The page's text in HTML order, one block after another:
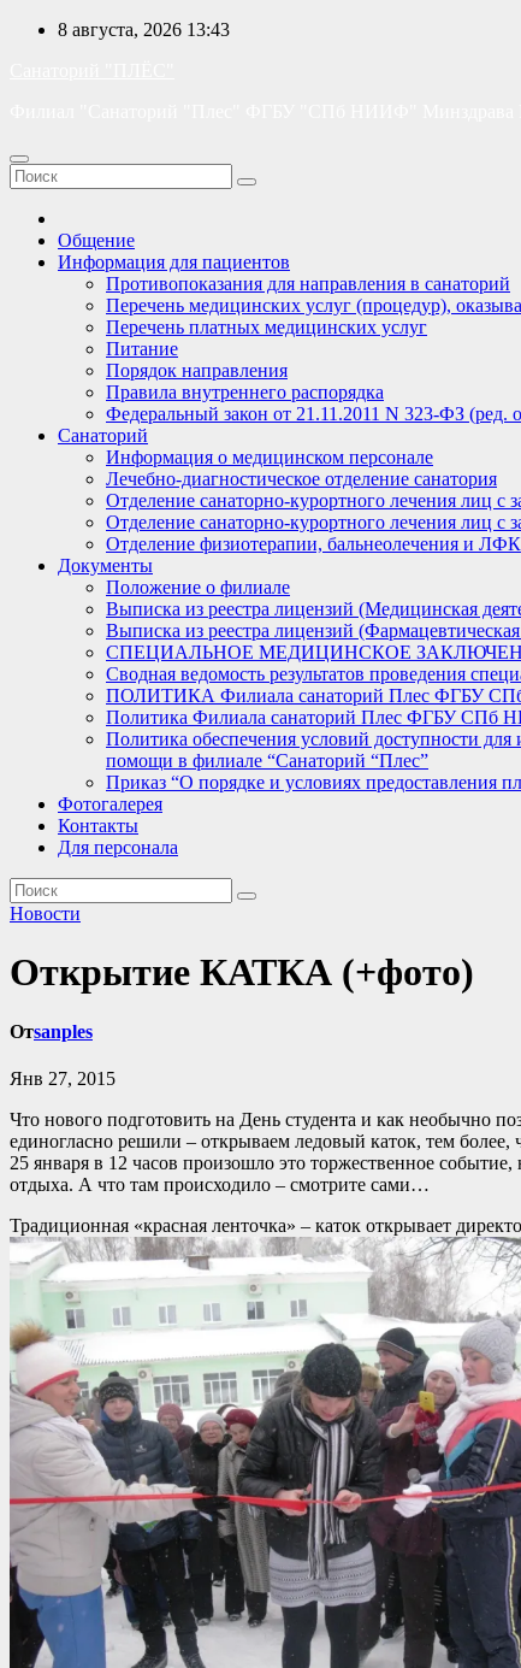
Перейти8 августа, 2026 13:43
Общение
Информация для пациентов
Противопоказания для направления в санаторий
Перечень медицинских услуг (процедур),
Перечень платных медицинских услуг
Питание
Порядок направления
Правила внутреннего распорядка
Федеральный закон от 21.11.2011 N 323-ФЗ (ред.
Санаторий
Информация о медицинском персонале
Лечебно-диагностическое отделение санатория
Отделение санаторно-курортного лечения лиц с
Отделение санаторно-курортного лечения лиц с
Отделение физиотерапии, бальнеолечения и ЛФК
Документы
Положение о филиале
Выписка из реестра лицензий (Медицинская
Выписка из реестра лицензий (Фармацевтическая
СПЕЦИАЛЬНОЕ МЕДИЦИНСКОЕ
Сводная ведомость результатов проведения
ПОЛИТИКА Филиала санаторий Плес ФГБУ
Политика Филиала санаторий Плес ФГБУ СПб
Политика обеспечения условий доступности
помощи в филиале “Санаторий “Плес”
Приказ “О порядке и условиях предоставления
Фотогалерея
Контакты
Для персонала
Новости
Открытие КАТКА (+фото)
Отsanples
Янв 27, 2015
Что нового подготовить на День студента и как необычно
единогласно решили – открываем ледовый каток, тем
25 января в 12 часов произошло это торжественное
отдыха. А что там происходило – смотрите сами…
Традиционная «красная ленточка» – каток открывает